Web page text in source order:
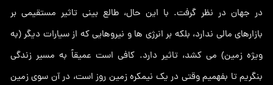
در جهان در نظر گرفت. با این حال، طالع بینی تاثیر مستقیمی بر
بازارهای مالی ندارد، بلکه بر انرژی ها و نیروهایی که از سیارات دیگر (به
ویژه زمین) می کشد، تاثیر دارد. کافی است عمیقاً به مسیر زندگی
بنگریم تا بفهمیم وقتی در یک نیمکره زمین روز است، در آن سوی زمین